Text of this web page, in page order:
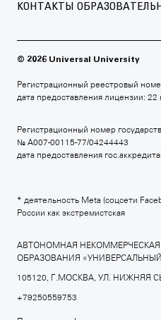
КОНТАКТЫ
МОСКОВСКАЯ ШКОЛА КИНО
АРХИТЕКТУРНАЯ ШКОЛА
+7 495 640 80 15
march.ru
© 2026 Universal University
Регистрационный реестровый
дата предоставления лицензии: 22
Регистрационный номер
№ А007-00115-77/04244443
дата предоставления
* деятельность Meta (соцсети
России как экстремистская
АВТОНОМНАЯ
ОБРАЗОВАНИЯ
105120, Г.МОСКВА, УЛ. НИЖНЯЯ
+79250559753